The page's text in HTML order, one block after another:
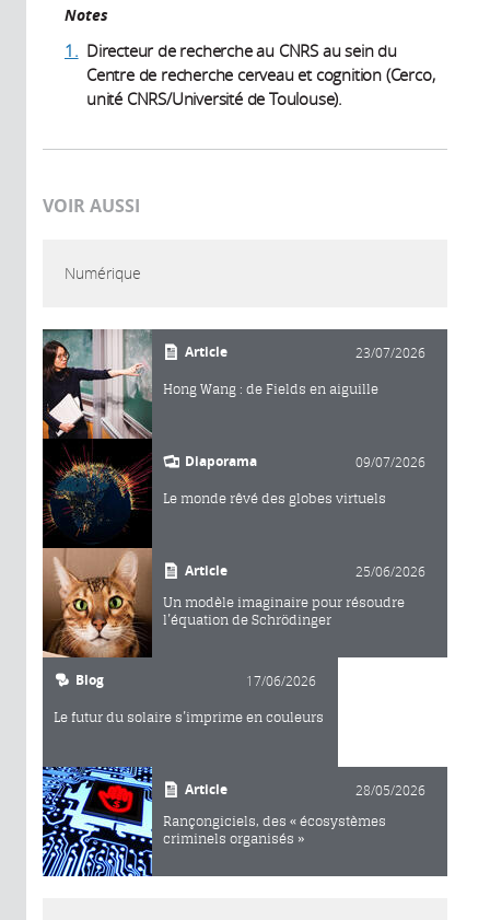
Notes
1. Directeur de recherche au CNRS au sein du
Centre de recherche cerveau et cognition (Cerco,
unité CNRS/Université de Toulouse).
VOIR AUSSI
Numérique
Article 23/07/2026
Hong Wang : de Fields en aiguille
Diaporama 09/07/2026
Le monde rêvé des globes virtuels
Article 25/06/2026
Un modèle imaginaire pour résoudre
l’équation de Schrödinger
Blog 17/06/2026
Le futur du solaire s’imprime en couleurs
Article 28/05/2026
Rançongiciels, des « écosystèmes
criminels organisés »